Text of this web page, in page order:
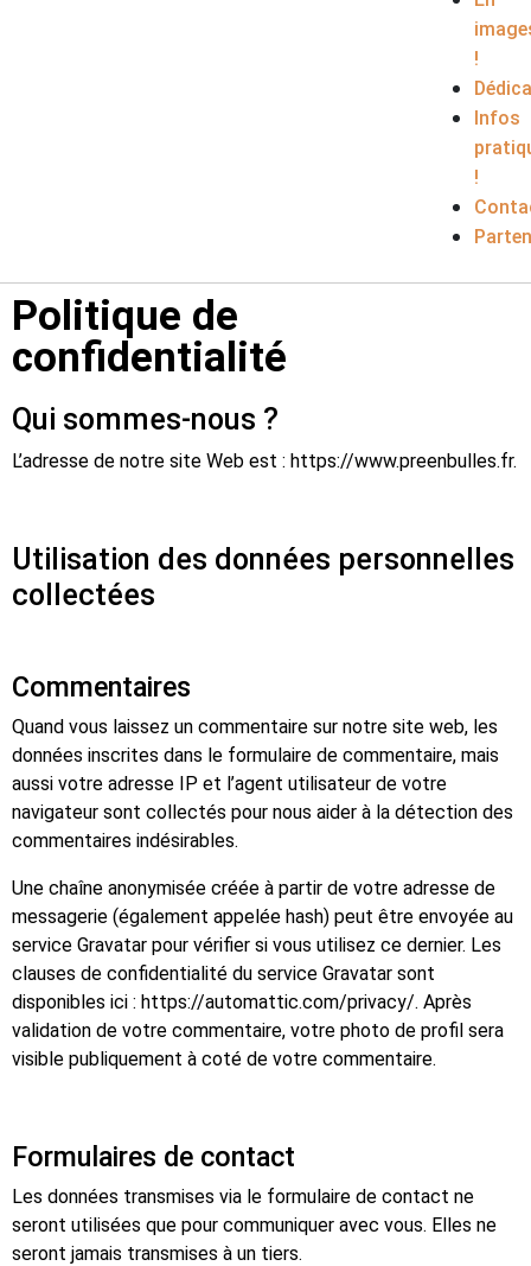
!
Infos
!
Politique de
confidentialité
Qui sommes-nous ?
L’adresse de notre site Web est : https://www.preenbulles.fr.
Utilisation des données personnelles
collectées
Commentaires
Quand vous laissez un commentaire sur notre site web, les
données inscrites dans le formulaire de commentaire, mais
aussi votre adresse IP et l’agent utilisateur de votre
navigateur sont collectés pour nous aider à la détection des
commentaires indésirables.
Une chaîne anonymisée créée à partir de votre adresse de
messagerie (également appelée hash) peut être envoyée au
service Gravatar pour vérifier si vous utilisez ce dernier. Les
clauses de confidentialité du service Gravatar sont
disponibles ici : https://automattic.com/privacy/. Après
validation de votre commentaire, votre photo de profil sera
visible publiquement à coté de votre commentaire.
Formulaires de contact
Les données transmises via le formulaire de contact ne
seront utilisées que pour communiquer avec vous. Elles ne
seront jamais transmises à un tiers.